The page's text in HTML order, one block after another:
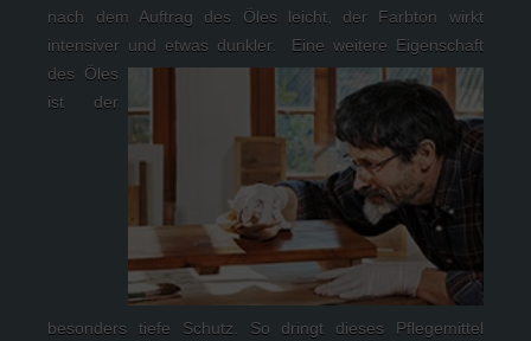
nach dem Auftrag des Öles leicht, der Farbton wirkt
intensiver und etwas dunkler.
Eine weitere Eigenschaft
des Öles
ist der
besonders tiefe Schutz. So dringt dieses Pflegemittel